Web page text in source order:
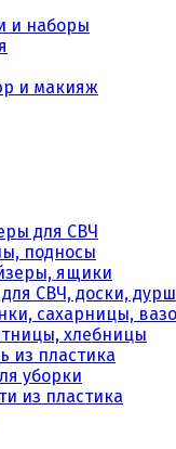
и наборы
и макияж
для СВЧ
подносы
ящики
СВЧ, доски,
сахарницы,
хлебницы
из пластика
уборки
из пластика